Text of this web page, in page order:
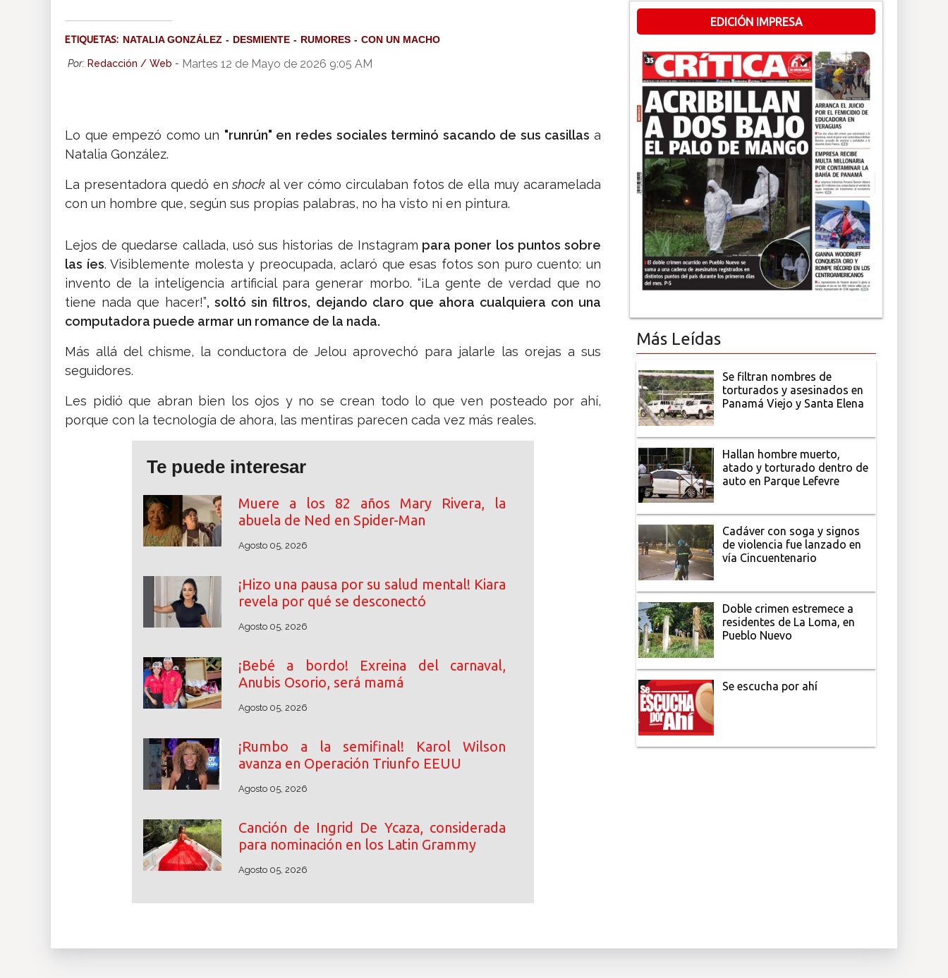
ETIQUETAS: NATALIA GONZÁLEZ DESMIENTE RUMORES CON UN MACHO
Por: Redacción / Web - Martes 12 de Mayo de 2026 9:05 AM
Lo que empezó como un "runrún" en redes sociales terminó sacando de sus casillasa
Natalia González.
La presentadora quedó enshock al ver cómo circulaban fotos de ella muy acaramelada
con un hombre que, según sus propias palabras, no ha visto ni en pintura.
Lejos de quedarse callada, usó sus historias de Instagram para poner los puntos sobre
las íes. Visiblemente molesta y preocupada, aclaró que esas fotos son puro cuento: un
invento de la inteligencia artificial para generar morbo. “¡La gente de verdad que no
tiene nada que hacer!”, soltó sin filtros, dejando claro que ahora cualquiera con una
computadora puede armar un romance de la nada.
Más allá del chisme, la conductora de Jelou aprovechó para jalarle las orejas a sus
seguidores.
Les pidió que abran bien los ojos y no se crean todo lo que ven posteado por ahí,
porque con la tecnología de ahora, las mentiras parecen cada vez más reales.
Te puede interesar
Muere a los 82 años Mary Rivera, la
abuela de Ned en Spider-Man
Agosto 05, 2026
¡Hizo una pausa por su salud mental! Kiara
revela por qué se desconectó
Agosto 05, 2026
¡Bebé a bordo! Exreina del carnaval,
Anubis Osorio, será mamá
Agosto 05, 2026
¡Rumbo a la semifinal! Karol Wilson
avanza en Operación Triunfo EEUU
Agosto 05, 2026
Canción de Ingrid De Ycaza, considerada
para nominación en los Latin Grammy
Agosto 05, 2026
EDICIÓN IMPRESA
Más Leídas
Se filtran nombres de
torturados y asesinados en
Panamá Viejo y Santa Elena
Hallan hombre muerto,
atado y torturado dentro de
auto en Parque Lefevre
Cadáver con soga y signos
de violencia fue lanzado en
vía Cincuentenario
Doble crimen estremece a
residentes de La Loma, en
Pueblo Nuevo
Se escucha por ahí